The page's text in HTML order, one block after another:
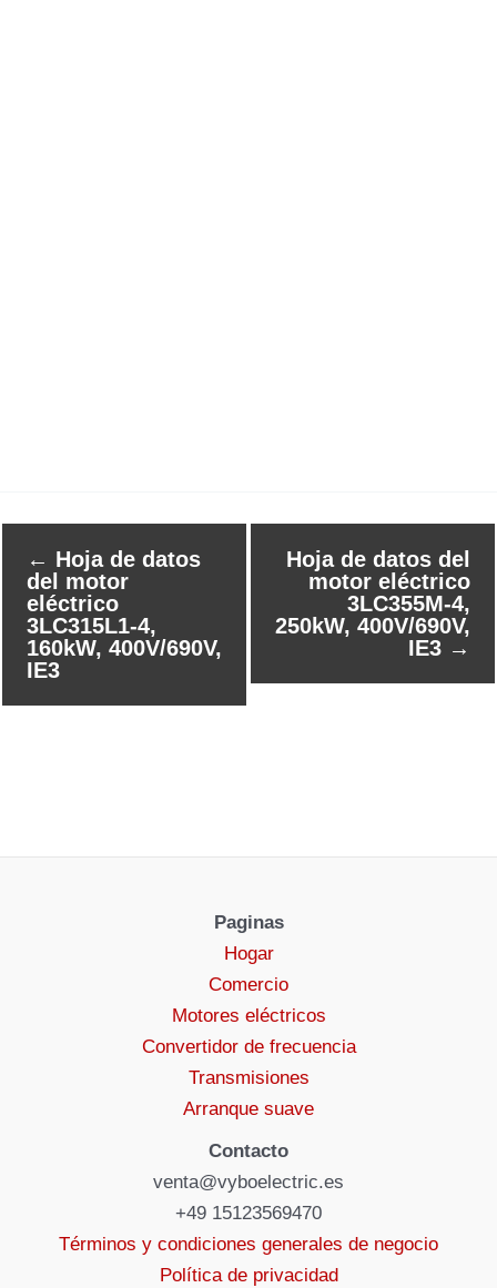
← Hoja de datos
del motor
eléctrico
3LC315L1-4,
160kW, 400V/690V,
IE3
Hoja de datos del
motor eléctrico
3LC355M-4,
250kW, 400V/690V,
IE3 →
Paginas
Hogar
Comercio
Motores eléctricos
Convertidor de frecuencia
Transmisiones
Arranque suave
Contacto
venta@vyboelectric.es
+49 15123569470
Términos y condiciones generales de negocio
Política de privacidad